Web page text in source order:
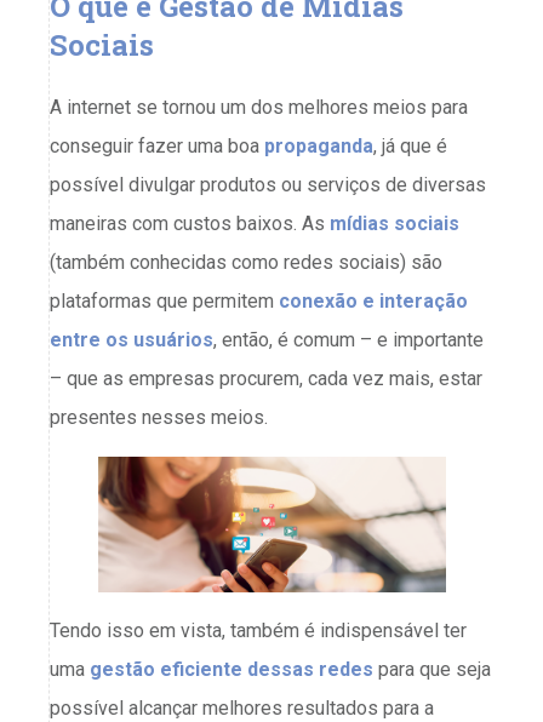
Sociais
A internet se tornou um dos melhores meios para
conseguir fazer uma boa propaganda, já que é
possível divulgar produtos ou serviços de diversas
maneiras com custos baixos. As mídias sociais
(também conhecidas como redes sociais) são
plataformas que permitem conexão e interação
entre os usuários, então, é comum – e importante
– que as empresas procurem, cada vez mais, estar
presentes nesses meios.
Tendo isso em vista, também é indispensável ter
uma gestão eficiente dessas redes para que seja
possível alcançar melhores resultados para a